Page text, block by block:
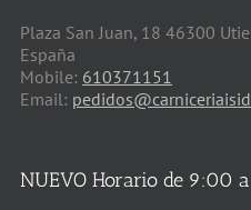
Plaza San Juan, 18 46300
España
Mobile: 610371151
Email:
NUEVO Horario de 9:00